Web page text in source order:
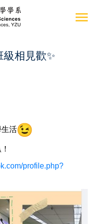
相見歡✨
活
profile.php?